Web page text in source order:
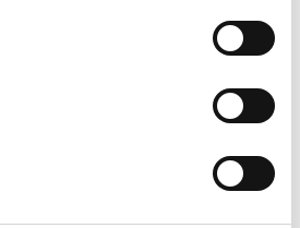
Ihre geografische Lage
(Fingerprinting) identifizieren
wie Ihre persönlichen Daten